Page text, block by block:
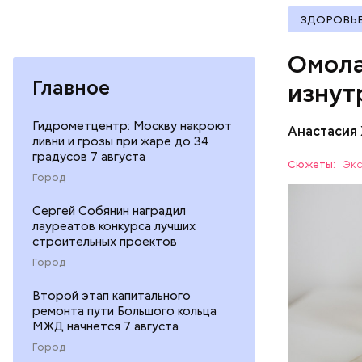
Главное
Гидрометцентр: Москву накроют
ливни и грозы при жаре до 34
градусов 7 августа
Город
Сергей Собянин наградил
лауреатов конкурса лучших
строительных проектов
Город
Второй этап капитального
ремонта пути Большого кольца
МЖД начнется 7 августа
Город
Сюжеты:
Дыня
лютеин
наше
калий
По
щавель в